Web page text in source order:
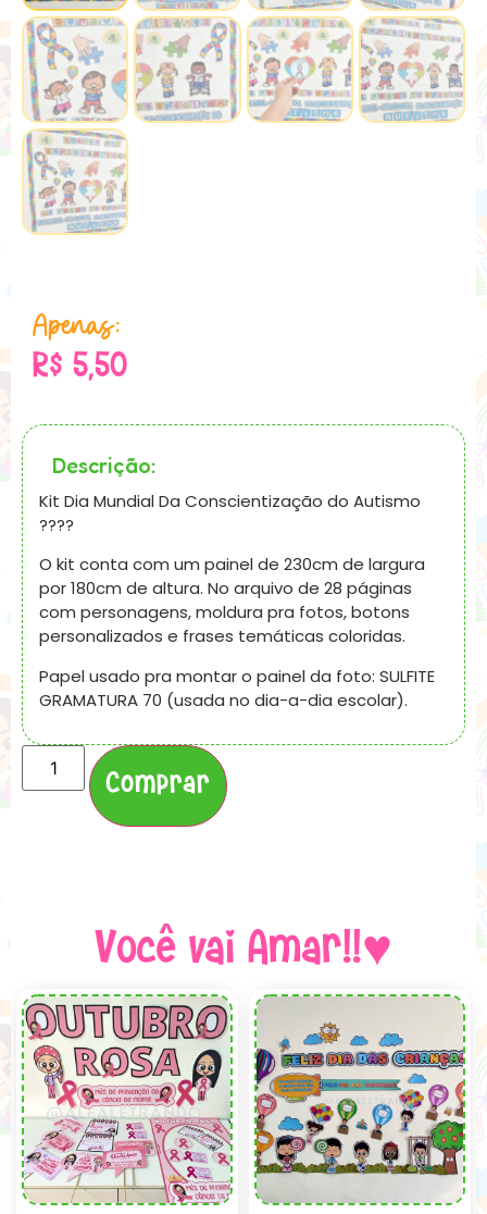
Apenas:
R$ 5,50
Descrição:
Kit Dia Mundial Da Conscientização do Autismo
????
O kit conta com um painel de 230cm de largura
por 180cm de altura. No arquivo de 28 páginas
com personagens, moldura pra fotos, botons
personalizados e frases temáticas coloridas.
Papel usado pra montar o painel da foto: SULFITE
GRAMATURA 70 (usada no dia-a-dia escolar).
Comprar
Você vai Amar!!♥